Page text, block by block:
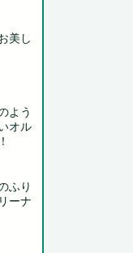
美し
よう
オル
ふり
ーナ